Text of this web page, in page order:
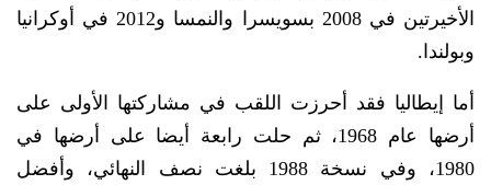
الأخيرتين في 2008 بسويسرا والنمسا و2012 في أوكرانيا
وبولندا.
أما إيطاليا فقد أحرزت اللقب في مشاركتها الأولى على
أرضها عام 1968، ثم حلت رابعة أيضا على أرضها في
1980، وفي نسخة 1988 بلغت نصف النهائي، وأفضل